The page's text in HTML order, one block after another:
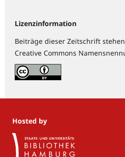
Lizenzinformation
Beiträge dieser Zeitschrift
Creative Commons
Hosted by